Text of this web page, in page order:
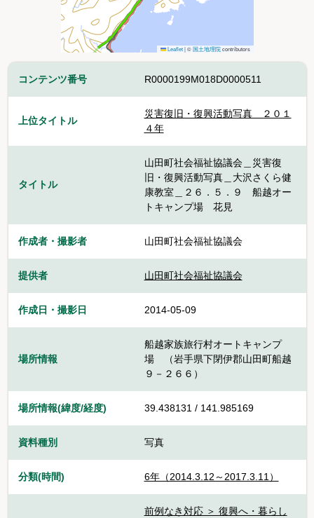
Leaflet |©国土地理院contributors
コンテンツ番号 R0000199M018D0000511
上位タイトル
災害復旧・復興活動写真 ２０１
４年
タイトル
山田町社会福祉協議会＿災害復
旧・復興活動写真＿大沢さくら健
康教室＿２６．５．９ 船越オー
トキャンプ場 花見
作成者・撮影者 山田町社会福祉協議会
提供者 山田町社会福祉協議会
作成日・撮影日 2014-05-09
場所情報
船越家族旅行村オートキャンプ
場 （岩手県下閉伊郡山田町船越
９－２６６）
場所情報(緯度/経度) 39.438131 / 141.985169
資料種別 写真
分類(時間) 6年（2014.3.12～2017.3.11）
前例なき対応 ＞ 復興へ・暮らし